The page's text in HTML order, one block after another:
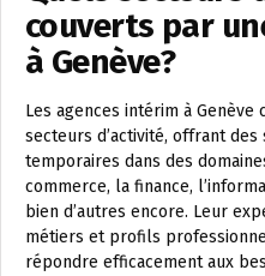
couverts par
à Genève?
Les agences intérim à
secteurs d’activité, offrant
temporaires dans des
commerce, la finance,
bien d’autres encore. Leur
métiers et profils
répondre efficacement aux